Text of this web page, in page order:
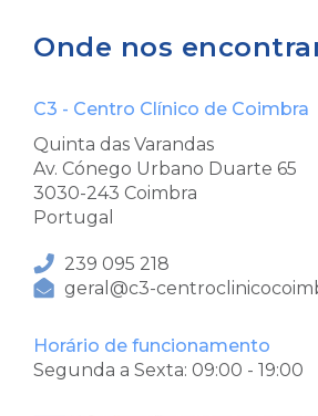
Onde nos
C3 - Centro Clínico de Coimbra
Quinta das Varandas
Av. Cónego Urbano Duarte 65
3030-243 Coimbra
Portugal
239 095 218
geral@c3-
Horário de funcionamento
Segunda a Sexta: 09:00 - 19:00